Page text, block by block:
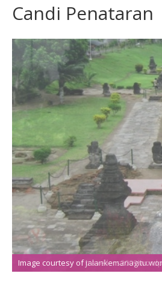
Candi Penataran
Image courtesy of
Image courtesy of